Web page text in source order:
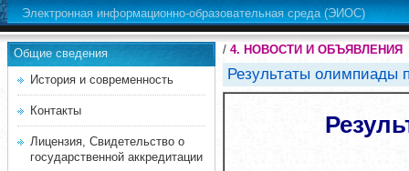
Электронная информационно-образовательная среда (ЭИОС)
Общие сведения
История и современность
Контакты
Лицензия, Свидетельство о
государственной аккредитации
/ 4. НОВОСТИ И ОБЪЯВЛЕНИЯ
Результаты олимпиады